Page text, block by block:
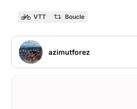
VTT Boucle
azimutforez